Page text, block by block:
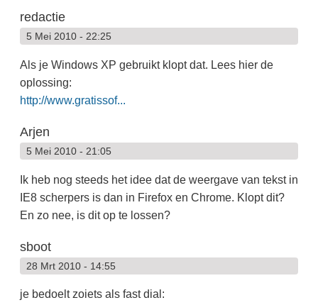
redactie
5 Mei 2010 - 22:25
Als je Windows XP gebruikt klopt dat. Lees hier de
oplossing:
http://www.gratissof...
Arjen
5 Mei 2010 - 21:05
Ik heb nog steeds het idee dat de weergave van tekst in
IE8 scherpers is dan in Firefox en Chrome. Klopt dit?
En zo nee, is dit op te lossen?
sboot
28 Mrt 2010 - 14:55
je bedoelt zoiets als fast dial: